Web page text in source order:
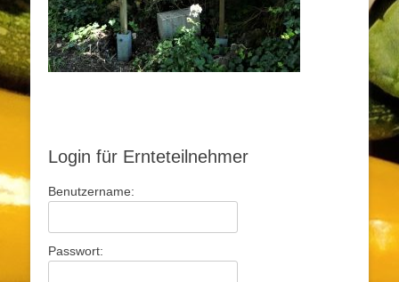
Login für Ernteteilnehmer
Benutzername:
Passwort: